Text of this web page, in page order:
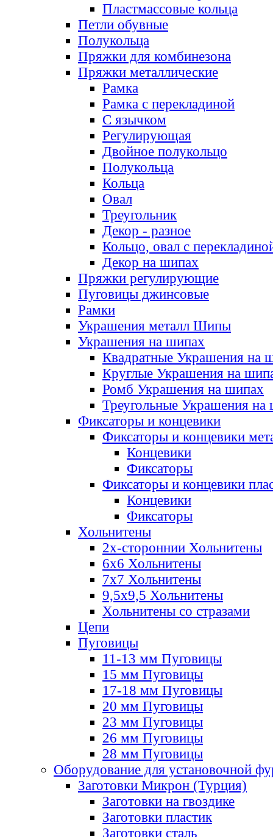
Пластмассовые кольца
Петли обувные
Полукольца
Пряжки для комбинезона
Пряжки металлические
Рамка
Рамка с перекладиной
С язычком
Регулирующая
Двойное полукольцо
Полукольца
Кольца
Овал
Треугольник
Декор - разное
Кольцо, овал с
Декор на шипах
Пряжки регулирующие
Пуговицы джинсовые
Рамки
Украшения металл Шипы
Украшения на шипах
Квадратные Украшения на
Круглые Украшения на
Ромб Украшения на шипах
Треугольные Украшения на
Фиксаторы и концевики
Фиксаторы и концевики
Концевики
Фиксаторы
Фиксаторы и концевики
Концевики
Фиксаторы
Хольнитены
2х-стороннии Хольнитены
6х6 Хольнитены
7х7 Хольнитены
9,5х9,5 Хольнитены
Хольнитены со стразами
Цепи
Пуговицы
11-13 мм Пуговицы
15 мм Пуговицы
17-18 мм Пуговицы
20 мм Пуговицы
23 мм Пуговицы
26 мм Пуговицы
28 мм Пуговицы
Оборудование для установочной
Заготовки Микрон (Турция)
Заготовки на гвоздике
Заготовки пластик
Заготовки сталь